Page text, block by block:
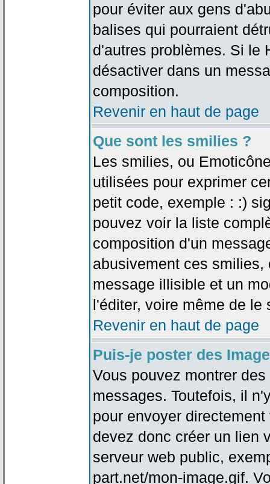
pour éviter aux gens
balises qui pourraient
d'autres problèmes. Si le
désactiver dans un
composition.
Revenir en haut de page
Que sont les smilies ?
Les smilies, ou
utilisées pour exprimer
petit code, exemple : :)
pouvez voir la liste
composition d'un
abusivement ces
message illisible et un
l'éditer, voire même de le
Revenir en haut de page
Puis-je poster des
Vous pouvez montrer
messages. Toutefois, il
pour envoyer
devez donc créer un lien
serveur web public,
part.net/mon-image.gif.